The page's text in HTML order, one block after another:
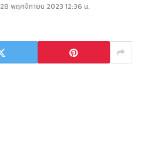
28 พฤศจิกายน 2023 12:36 น.